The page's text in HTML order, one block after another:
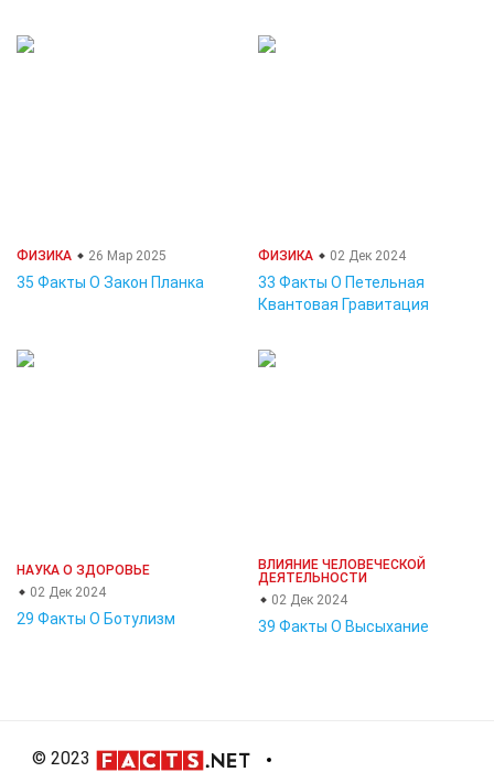
ФИЗИКА 26 Мар 2025
35 Факты О Закон Планка
ФИЗИКА 02 Дек 2024
33 Факты О Петельная
Квантовая Гравитация
НАУКА О ЗДОРОВЬЕ
02 Дек 2024
29 Факты О Ботулизм
ВЛИЯНИЕ ЧЕЛОВЕЧЕСКОЙ
ДЕЯТЕЛЬНОСТИ
02 Дек 2024
39 Факты О Высыхание
© 2023